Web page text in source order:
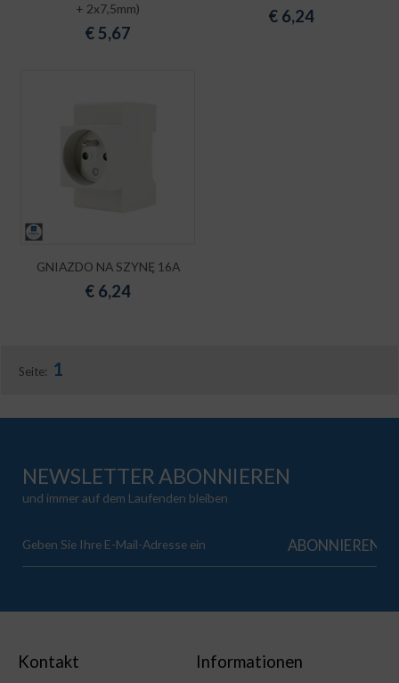
+ 2x7,5mm)
€5,67
€ 6,24
GNIAZDO NA SZYNĘ 16A
€ 6,24
Seite: 1
NEWSLETTER ABONNIEREN
und immer auf dem Laufenden bleiben
Kontakt Informationen